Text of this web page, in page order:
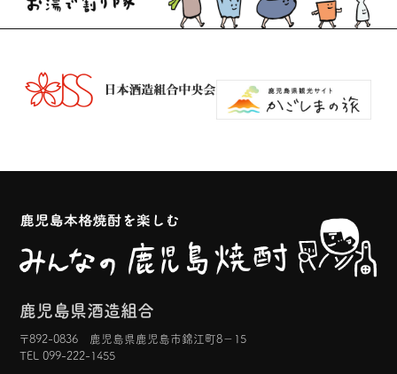
鹿児島県酒造組合
〒892-0836 鹿児島県鹿児島市錦江町8−15
TEL 099-222-1455